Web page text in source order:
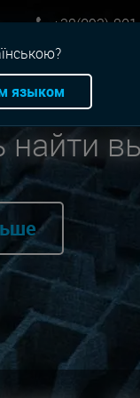
+38(093)-
для
найти
языком